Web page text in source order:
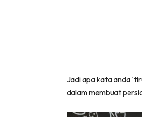
Jadi apa kata anda
dalam membuat